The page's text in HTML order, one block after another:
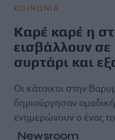
ΚΟΙΝΩΝΙΑ
Καρέ καρέ η
εισβάλλουν
συρτάρι και
Οι κάτοικοι στην
δημιούργησαν
ενημερώνουν ο ένας
Newsroom